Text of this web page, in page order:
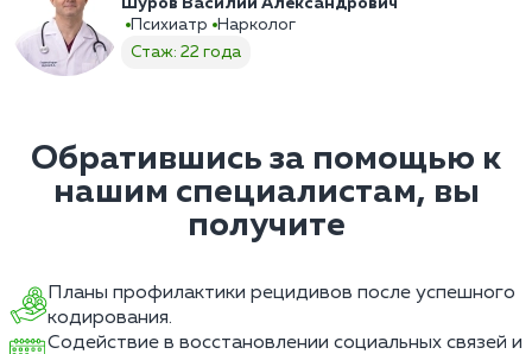
Шуров Василий Александрович
Психиатр
Нарколог
Стаж: 22 года
Обратившись за помощью к
нашим специалистам, вы
получите
Планы профилактики рецидивов после успешного
кодирования.
Содействие в восстановлении социальных связей и